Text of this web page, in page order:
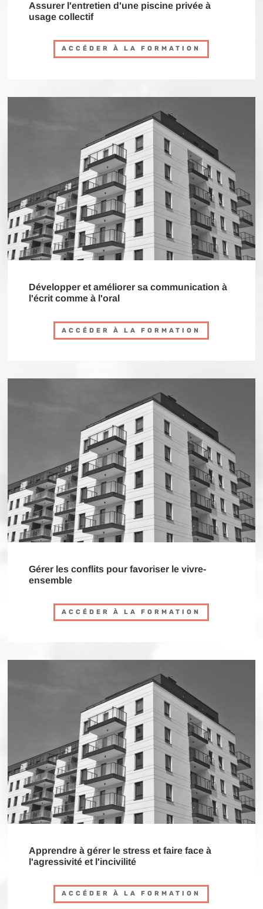
Assurer l'entretien d'une piscine privée à
usage collectif
ACCÉDER À LA FORMATION
Développer et améliorer sa communication à
l'écrit comme à l'oral
ACCÉDER À LA FORMATION
Gérer les conflits pour favoriser le vivre-
ensemble
ACCÉDER À LA FORMATION
Apprendre à gérer le stress et faire face à
l'agressivité et l'incivilité
ACCÉDER À LA FORMATION